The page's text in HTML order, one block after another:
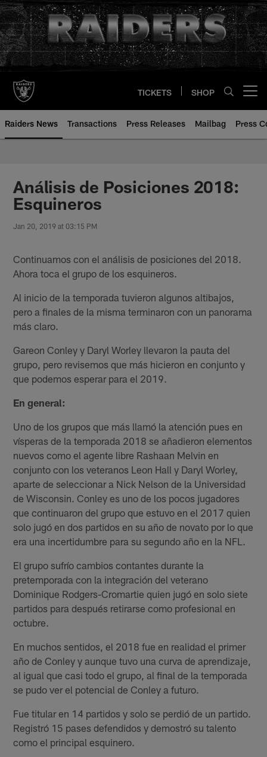
Skip
to
main
content
TICKETS SHOP
Raiders News Transactions Press Releases Mailbag Press
Análisis de Posiciones 2018:
Esquineros
Jan 20, 2019 at 03:15 PM
Continuamos con el análisis de posiciones del 2018.
Ahora toca el grupo de los esquineros.
Al inicio de la temporada tuvieron algunos altibajos,
pero a finales de la misma terminaron con un panorama
más claro.
Gareon Conley y Daryl Worley llevaron la pauta del
grupo, pero revisemos que más hicieron en conjunto y
que podemos esperar para el 2019.
En general:
Uno de los grupos que más llamó la atención pues en
vísperas de la temporada 2018 se añadieron elementos
nuevos como el agente libre Rashaan Melvin en
conjunto con los veteranos Leon Hall y Daryl Worley,
aparte de seleccionar a Nick Nelson de la Universidad
de Wisconsin. Conley es uno de los pocos jugadores
que continuaron del grupo que estuvo en el 2017 quien
solo jugó en dos partidos en su año de novato por lo que
era una incertidumbre para su segundo año en la NFL.
El grupo sufrío cambios contantes durante la
pretemporada con la integración del veterano
Dominique Rodgers-Cromartie quien jugó en solo siete
partidos para después retirarse como profesional en
octubre.
En muchos sentidos, el 2018 fue en realidad el primer
año de Conley y aunque tuvo una curva de aprendizaje,
al igual que casi todo el grupo, al final de la temporada
se pudo ver el potencial de Conley a futuro.
Fue titular en 14 partidos y solo se perdió de un partido.
Registró 15 pases defendidos y demostró su talento
como el principal esquinero.